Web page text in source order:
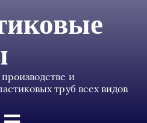
и
труб всех видов